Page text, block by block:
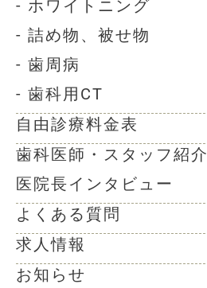
- ホワイトニング
- 詰め物、被せ物
- 歯周病
- 歯科用CT
自由診療料金表
歯科医師・スタッフ紹介
医院長インタビュー
よくある質問
求人情報
お知らせ